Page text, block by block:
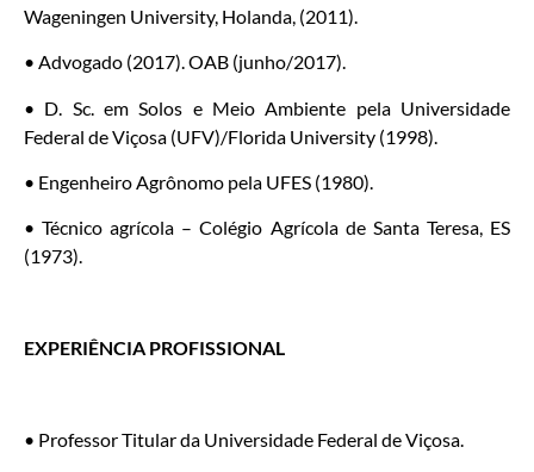
Wageningen University, Holanda, (2011).
• Advogado (2017). OAB (junho/2017).
• D. Sc. em Solos e Meio Ambiente pela Universidade
Federal de Viçosa (UFV)/Florida University (1998).
• Engenheiro Agrônomo pela UFES (1980).
• Técnico agrícola – Colégio Agrícola de Santa Teresa, ES
(1973).
EXPERIÊNCIA PROFISSIONAL
• Professor Titular da Universidade Federal de Viçosa.